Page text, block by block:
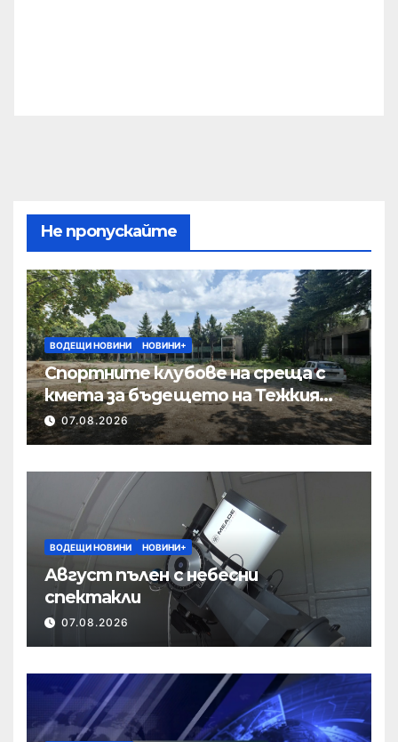
Не пропускайте
ВОДЕЩИ НОВИНИ НОВИНИ+
Спортните клубове на среща с
кмета за бъдещето на Тежкия
полк
07.08.2026
ВОДЕЩИ НОВИНИ НОВИНИ+
Август пълен с небесни
спектакли
07.08.2026